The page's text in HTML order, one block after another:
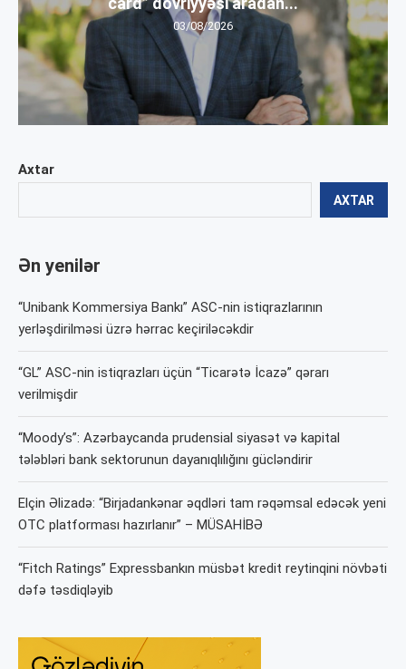
Axtar
AXTAR
Ən yenilər
“Unibank Kommersiya Bankı” ASC-nin istiqrazlarının
yerləşdirilməsi üzrə hərrac keçiriləcəkdir
“GL” ASC-nin istiqrazları üçün “Ticarətə İcazə” qərarı
verilmişdir
“Moody’s”: Azərbaycanda prudensial siyasət və kapital
tələbləri bank sektorunun dayanıqlılığını gücləndirir
Elçin Əlizadə: “Birjadankənar əqdləri tam rəqəmsal edəcək yeni
OTC platforması hazırlanır” – MÜSAHİBƏ
“Fitch Ratings” Expressbankın müsbət kredit reytinqini növbəti
dəfə təsdiqləyib
03/08/2026